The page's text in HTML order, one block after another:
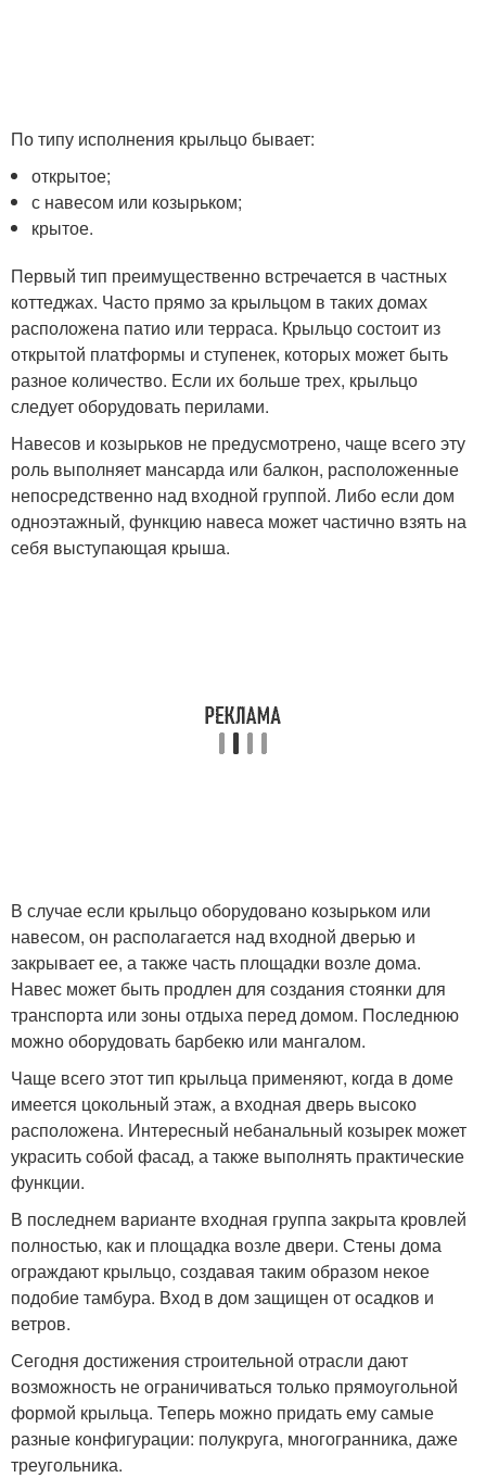
По типу исполнения крыльцо бывает:
открытое;
с навесом или козырьком;
крытое.
Первый тип преимущественно встречается в частных
коттеджах. Часто прямо за крыльцом в таких домах
расположена патио или терраса. Крыльцо состоит из
открытой платформы и ступенек, которых может быть
разное количество. Если их больше трех, крыльцо
следует оборудовать перилами.
Навесов и козырьков не предусмотрено, чаще всего эту
роль выполняет мансарда или балкон, расположенные
непосредственно над входной группой. Либо если дом
одноэтажный, функцию навеса может частично взять на
себя выступающая крыша.
В случае если крыльцо оборудовано козырьком или
навесом, он располагается над входной дверью и
закрывает ее, а также часть площадки возле дома.
Навес может быть продлен для создания стоянки для
транспорта или зоны отдыха перед домом. Последнюю
можно оборудовать барбекю или мангалом.
Чаще всего этот тип крыльца применяют, когда в доме
имеется цокольный этаж, а входная дверь высоко
расположена. Интересный небанальный козырек может
украсить собой фасад, а также выполнять практические
функции.
В последнем варианте входная группа закрыта кровлей
полностью, как и площадка возле двери. Стены дома
ограждают крыльцо, создавая таким образом некое
подобие тамбура. Вход в дом защищен от осадков и
ветров.
Сегодня достижения строительной отрасли дают
возможность не ограничиваться только прямоугольной
формой крыльца. Теперь можно придать ему самые
разные конфигурации: полукруга, многогранника, даже
треугольника.